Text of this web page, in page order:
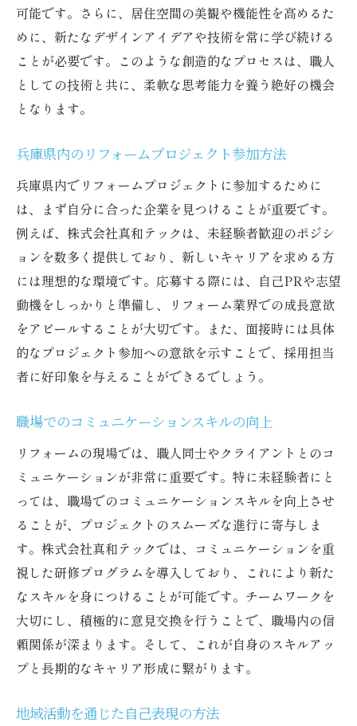
可能です。さらに、居住空間の美観や機能性を高めるた
めに、新たなデザインアイデアや技術を常に学び続ける
ことが必要です。このような創造的なプロセスは、職人
としての技術と共に、柔軟な思考能力を養う絶好の機会
となります。
兵庫県内のリフォームプロジェクト参加方法
兵庫県内でリフォームプロジェクトに参加するために
は、まず自分に合った企業を見つけることが重要です。
例えば、株式会社真和テックは、未経験者歓迎のポジシ
ョンを数多く提供しており、新しいキャリアを求める方
には理想的な環境です。応募する際には、自己PRや志望
動機をしっかりと準備し、リフォーム業界での成長意欲
をアピールすることが大切です。また、面接時には具体
的なプロジェクト参加への意欲を示すことで、採用担当
者に好印象を与えることができるでしょう。
職場でのコミュニケーションスキルの向上
リフォームの現場では、職人同士やクライアントとのコ
ミュニケーションが非常に重要です。特に未経験者にと
っては、職場でのコミュニケーションスキルを向上させ
ることが、プロジェクトのスムーズな進行に寄与しま
す。株式会社真和テックでは、コミュニケーションを重
視した研修プログラムを導入しており、これにより新た
なスキルを身につけることが可能です。チームワークを
大切にし、積極的に意見交換を行うことで、職場内の信
頼関係が深まります。そして、これが自身のスキルアッ
プと長期的なキャリア形成に繋がります。
地域活動を通じた自己表現の方法